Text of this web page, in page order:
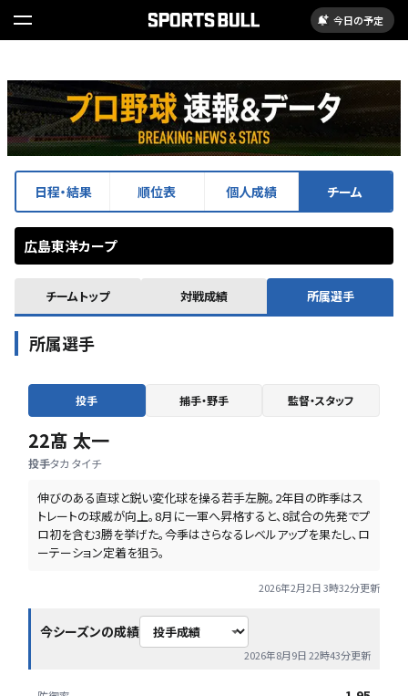
今日の予定
日程・結果 順位表 個人成績 チーム
広島東洋カープ
チームトップ 対戦成績 所属選手
所属選手
投手 捕手・野手 監督・スタッフ
22
投手
髙 太一
タカ タイチ
伸びのある直球と鋭い変化球を操る若手左腕。2年目の昨季はス
トレートの球威が向上。8月に一軍へ昇格すると、8試合の先発でプ
ロ初を含む3勝を挙げた。今季はさらなるレベルアップを果たし、ロ
ーテーション定着を狙う。
2026年2月2日 3時32分更新
今シーズンの成績
2026年8月9日 22時43分更新